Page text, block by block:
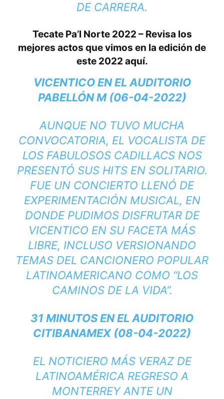
DE CARRERA.
Tecate Pa’l Norte 2022 – Revisa los
mejores actos que vimos en la edición de
este 2022 aquí.
VICENTICO EN EL AUDITORIO
PABELLÓN M (06-04-2022)
AUNQUE NO TUVO MUCHA
CONVOCATORIA, EL VOCALISTA DE
LOS FABULOSOS CADILLACS NOS
PRESENTÓ SUS HITS EN SOLITARIO.
FUE UN CONCIERTO LLENÓ DE
EXPERIMENTACIÓN MUSICAL, EN
DONDE PUDIMOS DISFRUTAR DE
VICENTICO EN SU FACETA MÁS
LIBRE, INCLUSO VERSIONANDO
TEMAS DEL CANCIONERO POPULAR
LATINOAMERICANO COMO “LOS
CAMINOS DE LA VIDA”.
31 MINUTOS EN EL AUDITORIO
CITIBANAMEX (08-04-2022)
EL NOTICIERO MÁS VERAZ DE
LATINOAMÉRICA REGRESO A
MONTERREY ANTE UN